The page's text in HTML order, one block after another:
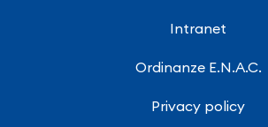
Intranet
Ordinanze E.N.A.C.
Privacy policy